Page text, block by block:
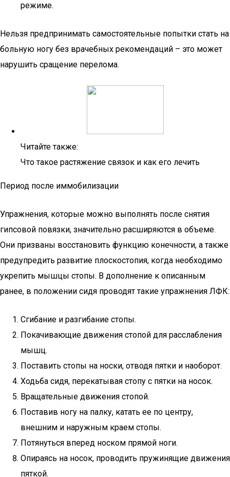
режиме.
Нельзя предпринимать самостоятельные попытки стать на
больную ногу без врачебных рекомендаций – это может
нарушить сращение перелома.
Читайте также:
Что такое растяжение связок и как его лечить
Период после иммобилизации
Упражнения, которые можно выполнять после снятия
гипсовой повязки, значительно расширяются в объеме.
Они призваны восстановить функцию конечности, а также
предупредить развитие плоскостопия, когда необходимо
укрепить мышцы стопы. В дополнение к описанным
ранее, в положении сидя проводят такие упражнения ЛФК:
Сгибание и разгибание стопы.
Покачивающие движения стопой для расслабления
мышц.
Поставить стопы на носки, отводя пятки и наоборот.
Ходьба сидя, перекатывая стопу с пятки на носок.
Вращательные движения стопой.
Поставив ногу на палку, катать ее по центру,
внешним и наружным краем стопы.
Потянуться вперед носком прямой ноги.
Опираясь на носок, проводить пружинящие движения
пяткой.